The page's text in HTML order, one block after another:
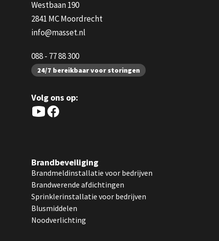
Westbaan 190
2841 MC Moordrecht
info@masset.nl
088 - 77 88 300
24/7 bereikbaar voor storingen
Volg ons op:
Brandbeveiliging
Brandmeldinstallatie voor bedrijven
Brandwerende afdichtingen
Sprinklerinstallatie voor bedrijven
Blusmiddelen
Noodverlichting